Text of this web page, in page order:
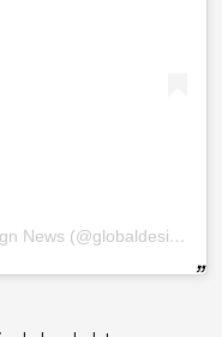
Post udostępniony przez Global Design News (@globaldesignnews)